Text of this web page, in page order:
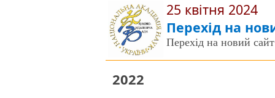
25 квітня 2024
Перехід на
Перехід на новий сайт
2022